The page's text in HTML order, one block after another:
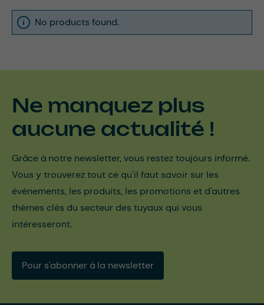
No products found.
Ne manquez plus
aucune actualité !
Grâce à notre newsletter, vous restez toujours informé.
Vous y trouverez tout ce qu'il faut savoir sur les
événements, les produits, les promotions et d'autres
thèmes clés du secteur des tuyaux qui vous
intéresseront.
Pour s'abonner à la newsletter